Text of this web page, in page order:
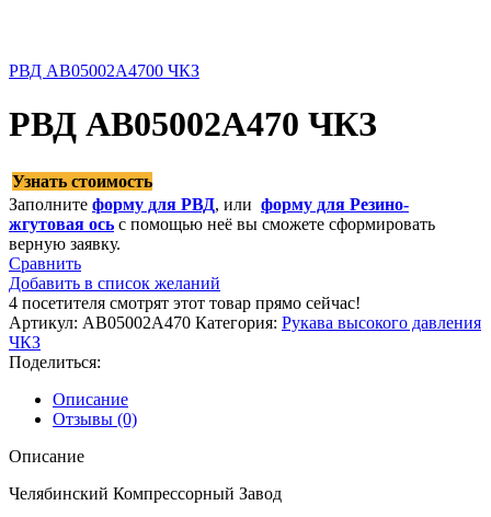
РВД AB05002A4700 ЧКЗ
РВД AB05002A470 ЧКЗ
Узнать стоимость
Заполните форму для РВД, или форму для Резино-
жгутовая ось с помощью неё вы сможете сформировать
верную заявку.
Сравнить
Добавить в список желаний
4 посетителя смотрят этот товар прямо сейчас!
Артикул: AB05002A470 Категория: Рукава высокого давления
ЧКЗ
Поделиться:
Описание
Отзывы (0)
Описание
Челябинский Компрессорный Завод